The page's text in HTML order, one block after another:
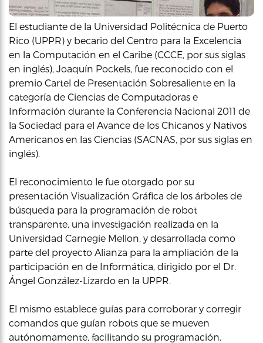
El estudiante de la Universidad Politécnica de Puerto
Rico (UPPR) y becario del Centro para la Excelencia
en la Computación en el Caribe (CCCE, por sus siglas
en inglés), Joaquín Pockels, fue reconocido con el
premio Cartel de Presentación Sobresaliente en la
categoría de Ciencias de Computadoras e
Información durante la Conferencia Nacional 2011 de
la Sociedad para el Avance de los Chicanos y Nativos
Americanos en las Ciencias (SACNAS, por sus siglas en
inglés).
El reconocimiento le fue otorgado por su
presentación Visualización Gráfica de los árboles de
búsqueda para la programación de robot
transparente, una investigación realizada en la
Universidad Carnegie Mellon, y desarrollada como
parte del proyecto Alianza para la ampliación de la
participación en de Informática, dirigido por el Dr.
Ángel González-Lizardo en la UPPR.
El mismo establece guías para corroborar y corregir
comandos que guían robots que se mueven
autónomamente, facilitando su programación.